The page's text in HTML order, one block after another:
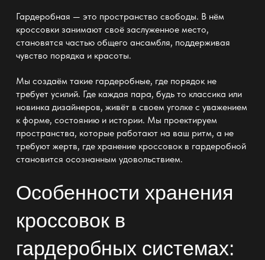
Гардеробная — это пространство свободы. В нём
кроссовки занимают своё заслуженное место,
становятся частью общего ансамбля, поддерживая
чувство порядка и красоты.
Мы создаём такие гардеробные, где порядок не
требует усилий. Где каждая пара, будь то классика или
новинка дизайнеров, живёт в своем уголке с уважением
к форме, состоянию и истории. Мы проектируем
пространства, которые работают на ваш ритм, а не
требуют жертв, где хранение кроссовок в гардеробной
становится осознанным удовольствием.
Особенности хранения
кроссовок в
гардеробных системах: